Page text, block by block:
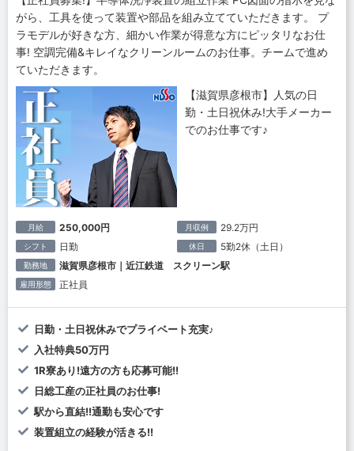
がら、工具を使って装置や部品を組み立てていただきます。 プ
ラモデルが好きな方、細かい作業が得意な方にピッタリなお仕
事! 空調完備&キレイなクリーンルームのお仕事。チームで進め
ていただきます。
【滋賀県彦根市】人気の日
勤・土日祝休み!大手メーカー
でのお仕事です♪
月給 250,000円 月収例 29.2万円
シフト 日勤 休日 5勤2休（土日）
勤務地 滋賀県彦根市｜近江鉄道 スクリーン駅
雇用形態 正社員
日勤・土日祝休みでプライベート充実♪
入社特典50万円
1R寮あり!遠方の方も応募可能!!
日総工産の正社員のお仕事!
駅から直結!!通勤も安心です
装置組立の経験が活きる!!